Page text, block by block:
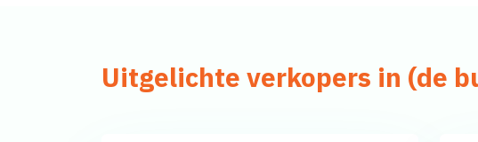
Uitgelichte verkopers in (de